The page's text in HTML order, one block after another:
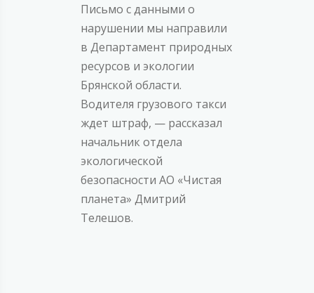
Письмо с данными о
нарушении мы направили
в Департамент природных
ресурсов и экологии
Брянской области.
Водителя грузового такси
ждет штраф, — рассказал
начальник отдела
экологической
безопасности АО «Чистая
планета» Дмитрий
Телешов.